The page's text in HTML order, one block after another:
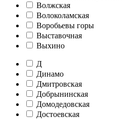
Волжская
Волоколамская
Воробьевы горы
Выставочная
Выхино
Д
Динамо
Дмитровская
Добрынинская
Домодедовская
Достоевская